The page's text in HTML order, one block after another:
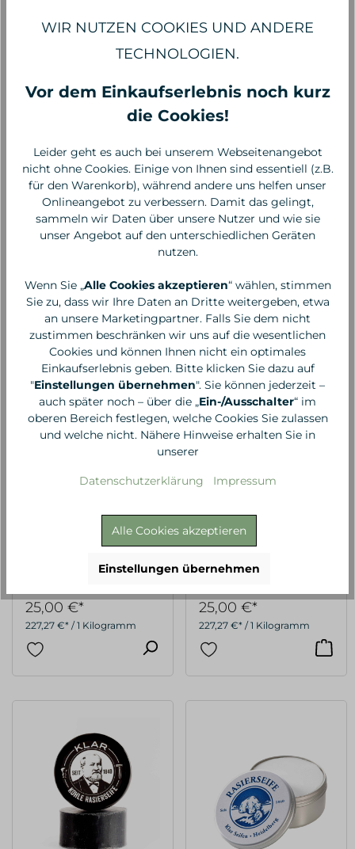
Saponificio Varesino
Rasierseife Stella Alpina
(Edelweiß) 150 g
260,00 €* / 1 Kilogramm
Klar Seifen
Rasierseife Klassik 110g
227,27 €* / 1 Kilogramm
Rasierseife Sandelholz
227,27 €* / 1 Kilogramm
25,00 €*
Klar Seifen
Rasierseife Lemongrass
110g
227,27 €* / 1 Kilogramm
25,00 €*
WIR NUTZEN COOKIES UND ANDERE
TECHNOLOGIEN.
Vor dem Einkaufserlebnis noch kurz
die Cookies!
Leider geht es auch bei unserem Webseitenangebot
nicht ohne Cookies. Einige von Ihnen sind essentiell (z.B.
für den Warenkorb), während andere uns helfen unser
Onlineangebot zu verbessern. Damit das gelingt,
sammeln wir Daten über unsere Nutzer und wie sie
unser Angebot auf den unterschiedlichen Geräten
nutzen.
Wenn Sie „Alle Cookies akzeptieren“ wählen, stimmen
Sie zu, dass wir Ihre Daten an Dritte weitergeben, etwa
an unsere Marketingpartner. Falls Sie dem nicht
zustimmen beschränken wir uns auf die wesentlichen
Cookies und können Ihnen nicht ein optimales
Einkaufserlebnis geben. Bitte klicken Sie dazu auf
"Einstellungen übernehmen". Sie können jederzeit –
auch später noch – über die „Ein-/Ausschalter“ im
oberen Bereich festlegen, welche Cookies Sie zulassen
und welche nicht. Nähere Hinweise erhalten Sie in
unserer
Datenschutzerklärung Impressum
Alle Cookies akzeptieren
Einstellungen übernehmen